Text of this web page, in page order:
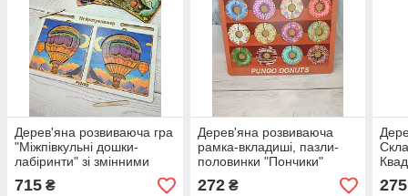
Дерев'яна розвиваюча гра
"Міжпівкульні дошки-
лабіринти" зі змінними
вкладками 9 пар
715 ₴
Дерев'яна розвиваюча
рамка-вкладиші, пазли-
половинки "Пончики"
272₴ 275